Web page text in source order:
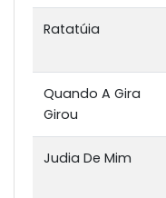
Ratatúia
Quando A Gira
Girou
Judia De Mim